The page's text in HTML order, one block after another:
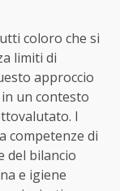
coloro che si
limiti di
approccio
un contesto
I
competenze di
del bilancio
e igiene